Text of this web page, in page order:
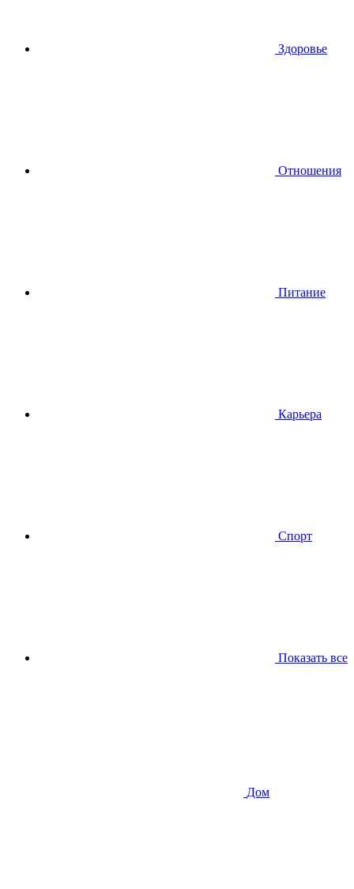
Здоровье
Отношения
Питание
Карьера
Спорт
Показать все
Дом